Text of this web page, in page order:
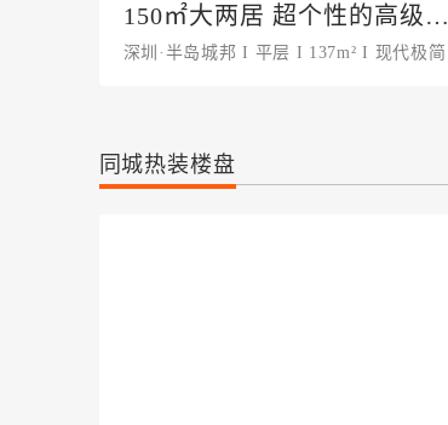
150㎡大两居 超个性的高级冷
淡风
深圳·半岛城邦 I 平层 I 137m² I 现代极简
同城热装楼盘